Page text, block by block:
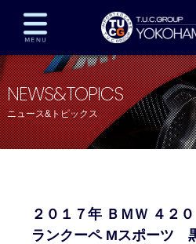
在庫車両情報 保証&サー
TUCとは？ 店舗情報
全国納車 特別作業
プライバシーポリシー スタッフ
NEWS&TOPICS
ニュース&トピックス
２０１７年 ＢＭＷ ４２
ランクーペ Mスポーツ